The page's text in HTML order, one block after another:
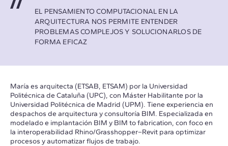
EL PENSAMIENTO COMPUTACIONAL EN LA
ARQUITECTURA NOS PERMITE ENTENDER
PROBLEMAS COMPLEJOS Y SOLUCIONARLOS DE
FORMA EFICAZ
María es arquitecta (ETSAB, ETSAM) por la Universidad
Politécnica de Cataluña (UPC), con Máster Habilitante por la
Universidad Politécnica de Madrid (UPM). Tiene experiencia en
despachos de arquitectura y consultoría BIM. Especializada en
modelado e implantación BIM y BIM to fabrication, con foco en
la interoperabilidad Rhino/Grasshopper–Revit para optimizar
procesos y automatizar flujos de trabajo.